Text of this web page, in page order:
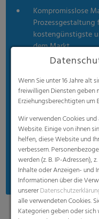
Kompromisslose
kostengünstigste
dem Markt
Wenn Sie unter 16 Jahre alt
freiwilligen Diensten geben
Erziehungsberechtigten um
Wir verwenden Cookies
Website. Einige von ihnen
helfen, diese Website und
verbessern.
werden (z. B. IP-Adressen),
Inhalte oder Anzeigen- und
Informationen über die
unserer
alle verwendeten Cookies.
Kategorien geben oder